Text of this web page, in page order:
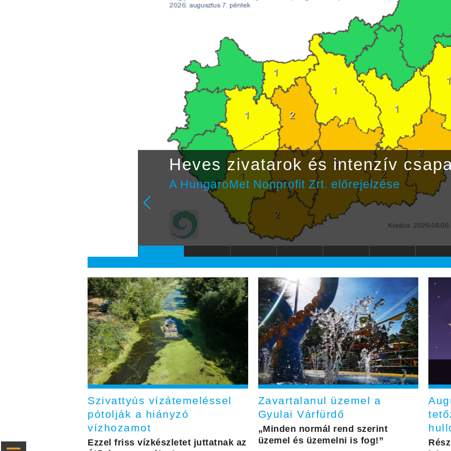
Heves zivatarok és intenzív
A HungaroMet Nonprofit Zrt. előrejelzése
Szivattyús vízátemeléssel
pótolják a hiányzó
vízhozamot
Ezzel friss vízkészletet juttatnak az
Zavartalanul üzemel a
Gyulai Várfürdő
„Minden normál rend szerint
üzemel és üzemelni is fog!”